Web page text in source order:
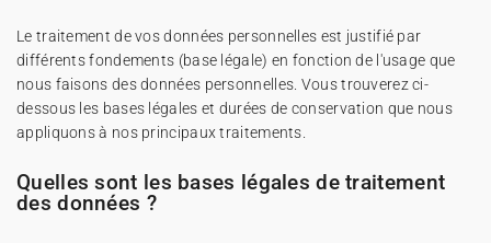
Le traitement de vos données personnelles est justifié par
différents fondements (base légale) en fonction de l'usage que
nous faisons des données personnelles. Vous trouverez ci-
dessous les bases légales et durées de conservation que nous
appliquons à nos principaux traitements.
Quelles sont les bases légales de traitement
des données ?